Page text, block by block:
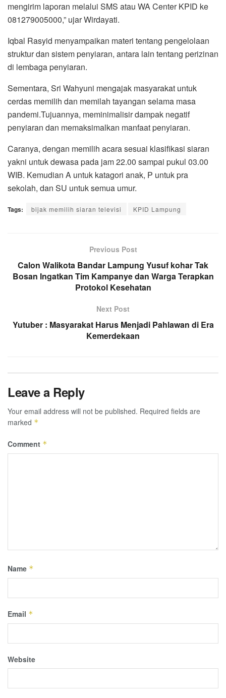
mengirim laporan melalui SMS atau WA Center KPID ke
081279005000,” ujar Wirdayati.
Iqbal Rasyid menyampaikan materi tentang pengelolaan
struktur dan sistem penyiaran, antara lain tentang perizinan
di lembaga penyiaran.
Sementara, Sri Wahyuni mengajak masyarakat untuk
cerdas memilih dan memilah tayangan selama masa
pandemi.Tujuannya, meminimalisir dampak negatif
penyiaran dan memaksimalkan manfaat penyiaran.
Caranya, dengan memilih acara sesuai klasifikasi siaran
yakni untuk dewasa pada jam 22.00 sampai pukul 03.00
WIB. Kemudian A untuk katagori anak, P untuk pra
sekolah, dan SU untuk semua umur.
Tags: bijak memilih siaran televisi KPID Lampung
Previous Post
Calon Walikota Bandar Lampung Yusuf kohar Tak
Bosan Ingatkan Tim Kampanye dan Warga Terapkan
Protokol Kesehatan
Next Post
Yutuber : Masyarakat Harus Menjadi Pahlawan di Era
Kemerdekaan
Leave a Reply
Your email address will not be published. Required fields are
marked *
Comment *
Name *
Email *
Website